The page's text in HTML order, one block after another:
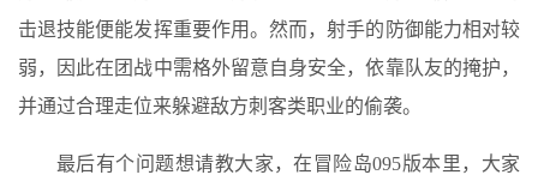
击退技能便能发挥重要作用。然而，射手的防御能力相对较
弱，因此在团战中需格外留意自身安全，依靠队友的掩护，
并通过合理走位来躲避敌方刺客类职业的偷袭。
最后有个问题想请教大家，在冒险岛095版本里，大家